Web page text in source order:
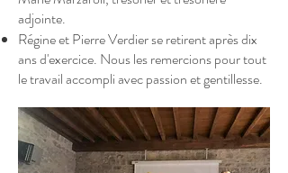
adjointe.
Régine et Pierre Verdier se retirent après dix
ans d'exercice. Nous les remercions pour tout
le travail accompli avec passion et gentillesse.